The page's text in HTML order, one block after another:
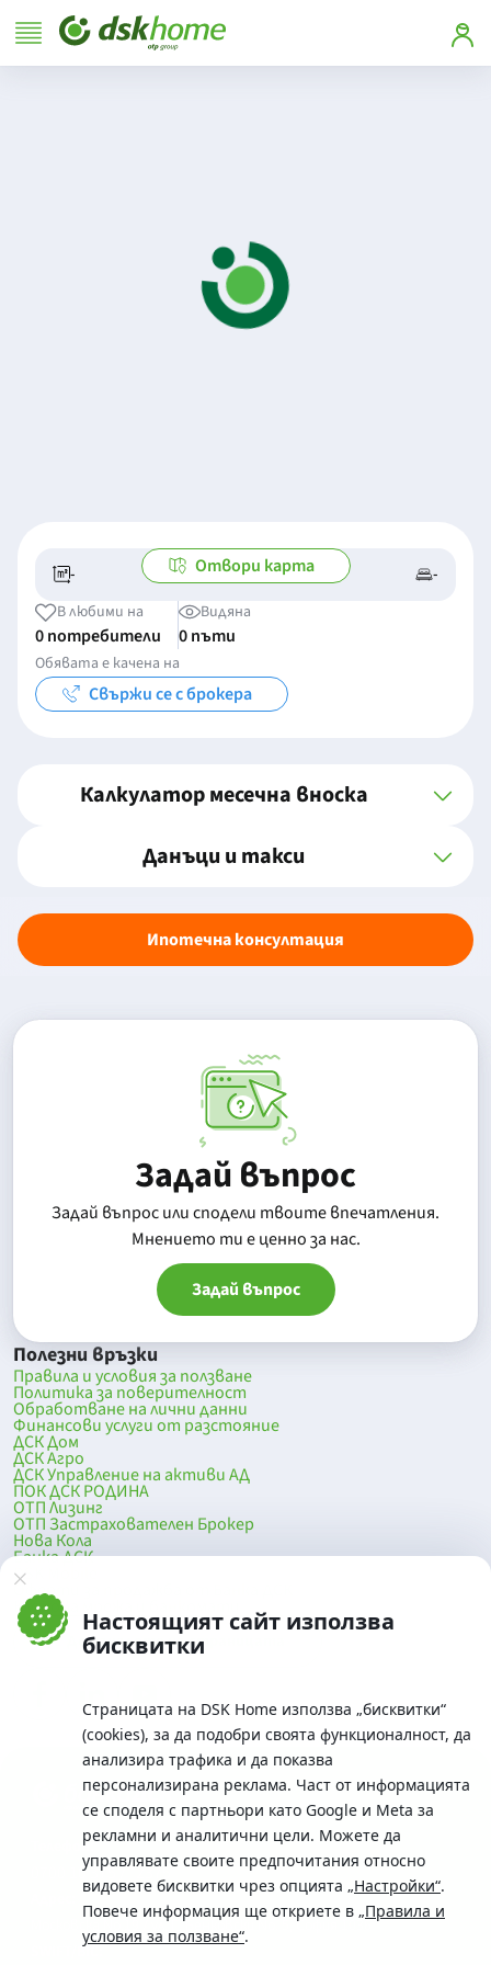
Настоящият сайт използва
бисквитки
Страницата на DSK Home използва „бисквитки“
(cookies), за да подобри своята функционалност, да
анализира трафика и да показва
персонализирана реклама. Част от информацията
се споделя с партньори като Google и Meta за
рекламни и аналитични цели. Можете да
управлявате своите предпочитания относно
видовете бисквитки чрез опцията „Настройки“.
Повече информация ще откриете в „Правила и
условия за ползване“.
- -/- -
Отвори карта
В любими на
0 потребители
Видяна
0 пъти
Обявата е качена на
Свържи се с брокера
Калкулатор месечна вноска
Данъци и такси
Ипотечна консултация
Задай въпрос
Задай въпрос или сподели твоите впечатления.
Mнението ти е ценно за нас.
Задай въпрос
Полезни връзки
Правила и условия за ползване
Политика за поверителност
Обработване на лични данни
Финансови услуги от разстояние
ДСК Дом
ДСК Агро
ДСК Управление на активи АД
ПОК ДСК РОДИНА
ОТП Лизинг
ОТП Застрахователен Брокер
Нова Кола
Банка ДСК
DSK Mobile
Оферти за продажба от Банка ДСК
Клонова мрежа и банкомати
До началото на страницата
Телефон:
0700 10 375 / *2375
Московска No.19 / ул. Г. Бенковски No. 5, София 1036
SWIFT/BIC: